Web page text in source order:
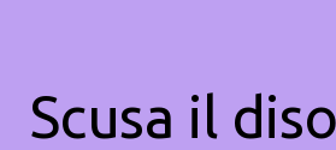
Scusa il